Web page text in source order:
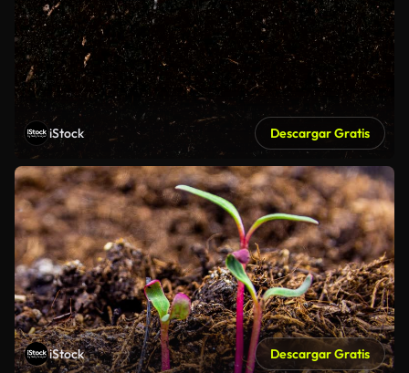
iStock Descargar Gratis
iStock Descargar Gratis